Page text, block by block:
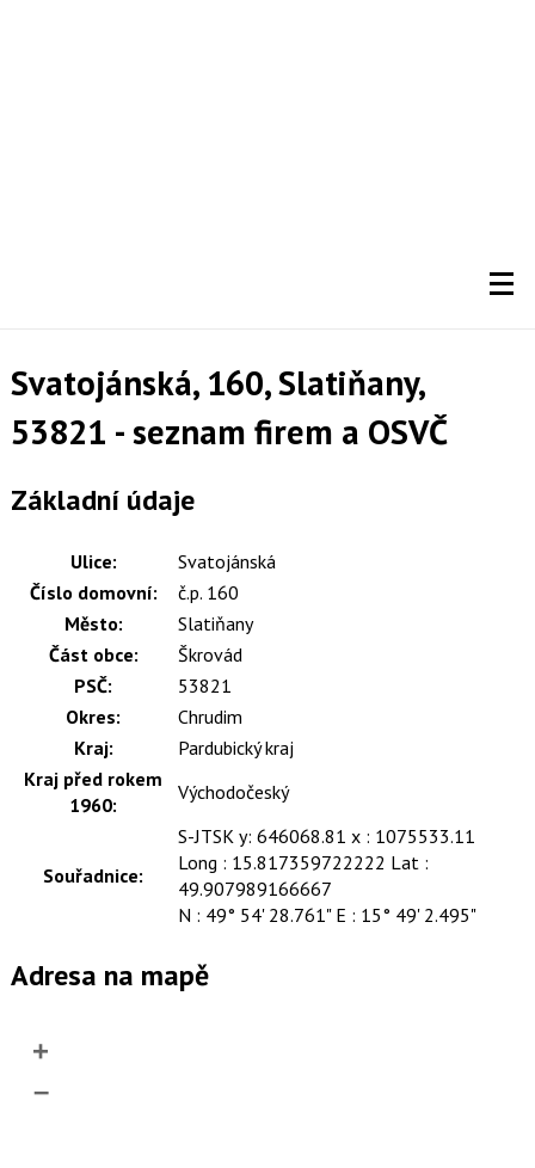
Svatojánská, 160, Slatiňany,
53821 - seznam firem a OSVČ
Základní údaje
Ulice:
Svatojánská
Číslo domovní:
č.p. 160
Město:
Slatiňany
Část obce:
Škrovád
PSČ:
53821
Okres:
Chrudim
Kraj:
Pardubický kraj
Kraj před rokem
1960:
Východočeský
Souřadnice:
S-JTSK y: 646068.81 x : 1075533.11
Long : 15.817359722222 Lat :
49.907989166667
N : 49° 54' 28.761" E : 15° 49' 2.495"
Adresa na mapě
+
–